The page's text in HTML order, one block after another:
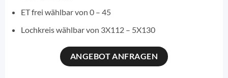
ET frei wählbar von 0 – 45
Lochkreis wählbar von 3X112 – 5X130
ANGEBOT ANFRAGEN